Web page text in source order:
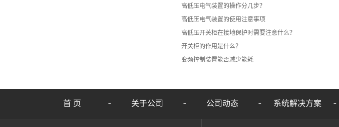
高低压电气装置的操作分几步？
高低压电气装置的使用注意事项
高低压开关柜在接地保护时需要注意什么？
开关柜的作用是什么？
变频控制装置能否减少能耗
首 页 关于公司 公司动态 系统解决方案